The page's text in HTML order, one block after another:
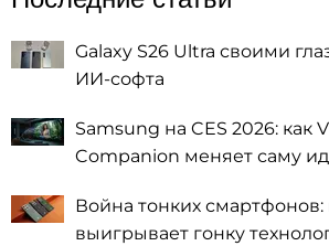
Galaxy S26 Ultra своими
ИИ-софта
Samsung на CES 2026: как
Companion меняет саму
Война тонких смартфонов:
выигрывает гонку